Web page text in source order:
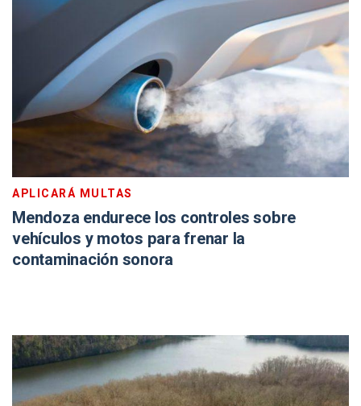
APLICARÁ MULTAS
Mendoza endurece los controles sobre
vehículos y motos para frenar la
contaminación sonora